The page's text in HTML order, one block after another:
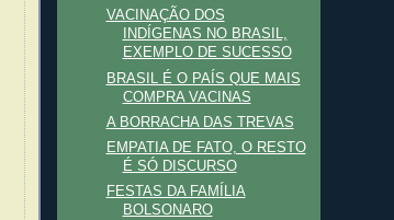
VACINAÇÃO DOS
INDÍGENAS NO BRASIL,
EXEMPLO DE SUCESSO
BRASIL É O PAÍS QUE MAIS
COMPRA VACINAS
A BORRACHA DAS TREVAS
EMPATIA DE FATO, O RESTO
É SÓ DISCURSO
FESTAS DA FAMÍLIA
BOLSONARO